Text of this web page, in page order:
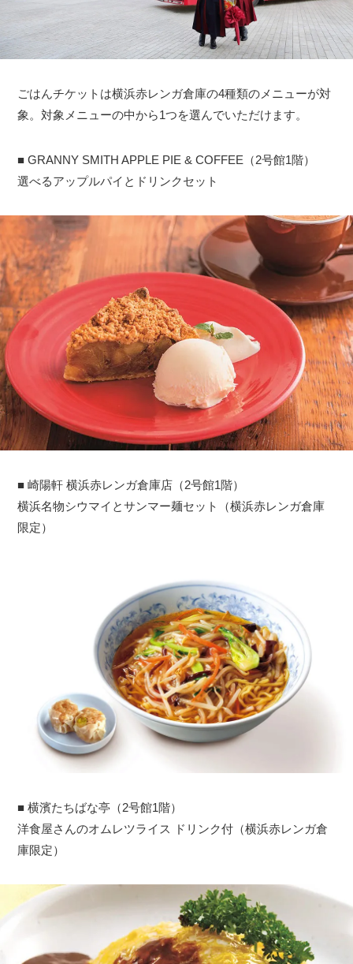
ごはんチケットは横浜赤レンガ倉庫の4種類のメニューが対
象。対象メニューの中から1つを選んでいただけます。
■ GRANNY SMITH APPLE PIE & COFFEE（2号館1階）
選べるアップルパイとドリンクセット
■ 崎陽軒 横浜赤レンガ倉庫店（2号館1階）
横浜名物シウマイとサンマー麺セット（横浜赤レンガ倉庫
限定）
■ 横濱たちばな亭（2号館1階）
洋食屋さんのオムレツライス ドリンク付（横浜赤レンガ倉
庫限定）